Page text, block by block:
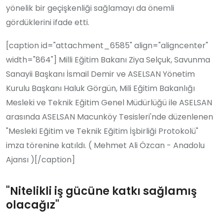
yönelik bir geçişkenliği sağlamayı da önemli
gördüklerini ifade etti.
[caption id="attachment_6585" align="aligncenter"
width="864"] Milli Eğitim Bakanı Ziya Selçuk, Savunma
Sanayii Başkanı İsmail Demir ve ASELSAN Yönetim
Kurulu Başkanı Haluk Görgün, Mili Eğitim Bakanlığı
Mesleki ve Teknik Eğitim Genel Müdürlüğü ile ASELSAN
arasında ASELSAN Macunköy Tesisleri'nde düzenlenen
"Mesleki Eğitim ve Teknik Eğitim İşbirliği Protokolü"
imza törenine katıldı. ( Mehmet Ali Özcan - Anadolu
Ajansı )[/caption]
"Nitelikli iş gücüne katkı sağlamış
olacağız"